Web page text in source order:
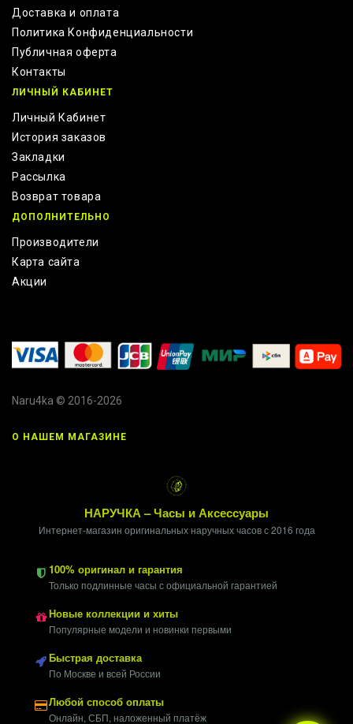
Доставка и оплата
Политика Конфиденциальности
Публичная оферта
Контакты
ЛИЧНЫЙ КАБИНЕТ
Личный Кабинет
История заказов
Закладки
Рассылка
Возврат товара
ДОПОЛНИТЕЛЬНО
Производители
Карта сайта
Акции
Naru4ka © 2016-2026
О НАШЕМ МАГАЗИНЕ
НАРУЧКА – Часы и Аксессуары
Интернет-магазин оригинальных наручных часов с 2016 года
100% оригинал и гарантия
Только подлинные часы с официальной гарантией
Новые коллекции и хиты
Популярные модели и новинки первыми
Быстрая доставка
По Москве и всей России
Любой способ оплаты
Онлайн, СБП, наложенный платёж